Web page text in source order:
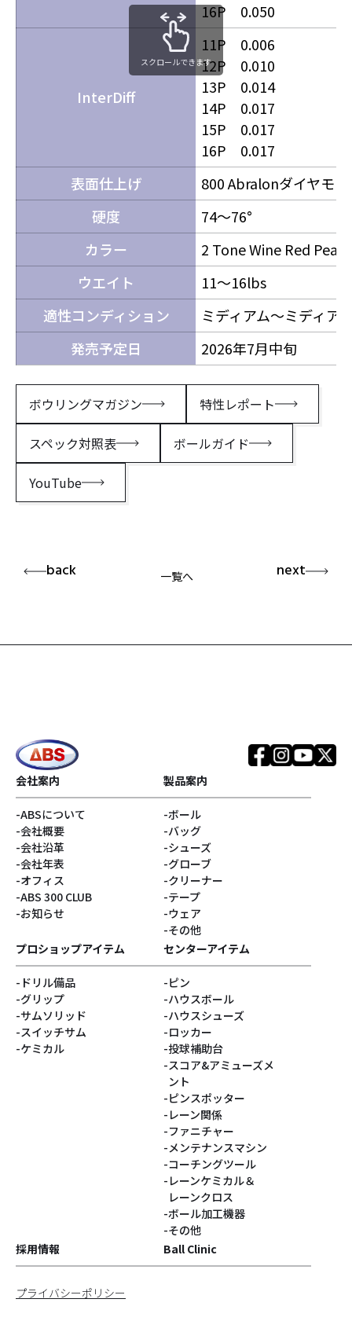
16P 0.050
InterDiff
11P 0.006
12P 0.010
13P 0.014
14P 0.017
15P 0.017
16P 0.017
表面仕上げ
800 Abralonダイヤモ
硬度
74～76°
カラー
2 Tone Wine Red Pearl
ウエイト
11～16lbs
適性コンディション
ミディアム〜ミディア
発売予定日
2026年7月中旬
スクロールできます
ボウリングマガジン 特性レポート
スペック対照表 ボールガイド
YouTube
back 一覧へ next
会社案内
ABSについて
会社概要
会社沿革
会社年表
オフィス
ABS 300 CLUB
お知らせ
製品案内
ボール
バッグ
シューズ
グローブ
クリーナー
テープ
ウェア
その他
プロショップアイテム
ドリル備品
グリップ
サムソリッド
スイッチサム
ケミカル
センターアイテム
ピン
ハウスボール
ハウスシューズ
ロッカー
投球補助台
スコア&アミューズメ
ント
ピンスポッター
レーン関係
ファニチャー
メンテナンスマシン
コーチングツール
レーンケミカル＆
レーンクロス
ボール加工機器
その他
採用情報
Ball Clinic
プライバシーポリシー